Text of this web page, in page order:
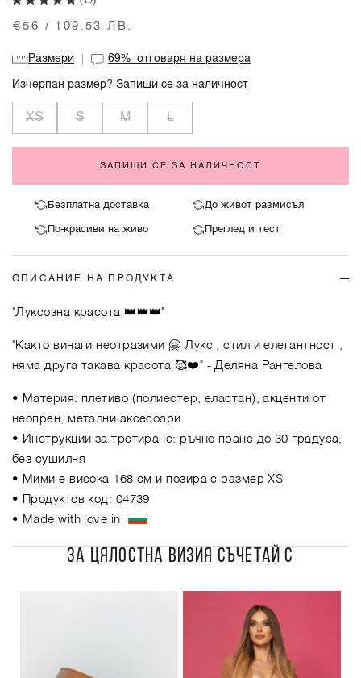
€56 / 109.53 ЛВ.
Размери 69%отговаря на размера
Изчерпан размер?Запиши се за наличност
XS S M L
ЗАПИШИ СЕ ЗА НАЛИЧНОСТ
Безплатна доставка До живот размисъл
По-красиви на живо Преглед и тест
ОПИСАНИЕ НА ПРОДУКТА
"Луксозна красота 👑👑👑"
"Както винаги неотразими 🤗 Лукс , стил и елегантност ,
няма друга такава красота 🥰❤️" - Деляна Рангелова
• Материя: плетиво (полиестер; еластан), акценти от
неопрен, метални аксесоари
• Инструкции за третиране: ръчно пране до 30 градуса,
без сушилня
• Мими е висока 168 см и позира с размер XS
• Продуктов код: 04739
• Made with love in
ЗА ЦЯЛОСТНА ВИЗИЯ СЪЧЕТАЙ С